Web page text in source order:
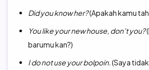
Did you know her?(Apakah kamu
You like your new house, don’t you?
barumu kan?)
I do not use your bolpoin. (Saya